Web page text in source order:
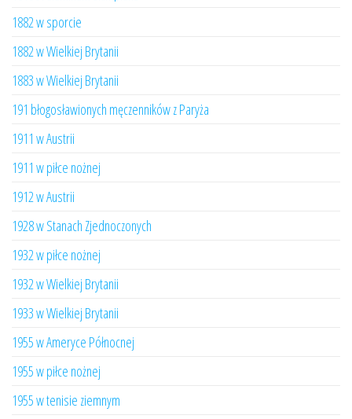
1882 w sporcie
1882 w Wielkiej Brytanii
1883 w Wielkiej Brytanii
191 błogosławionych męczenników z Paryża
1911 w Austrii
1911 w piłce nożnej
1912 w Austrii
1928 w Stanach Zjednoczonych
1932 w piłce nożnej
1932 w Wielkiej Brytanii
1933 w Wielkiej Brytanii
1955 w Ameryce Północnej
1955 w piłce nożnej
1955 w tenisie ziemnym